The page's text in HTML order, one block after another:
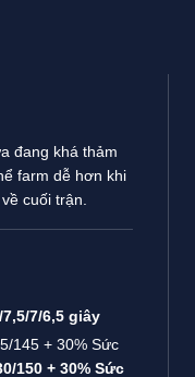
đang khá thảm
farm dễ hơn khi
cuối trận.
7,5/7/6,5 giây
145 + 30% Sức
150 + 30% Sức